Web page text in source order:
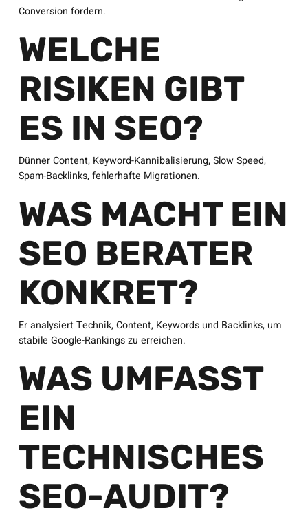
Conversion fördern.
WELCHE
RISIKEN GIBT
ES IN SEO?
Dünner Content, Keyword-Kannibalisierung, Slow Speed,
Spam-Backlinks, fehlerhafte Migrationen.
WAS MACHT EIN
SEO BERATER
KONKRET?
Er analysiert Technik, Content, Keywords und Backlinks, um
stabile Google-Rankings zu erreichen.
WAS UMFASST
EIN
TECHNISCHES
SEO-AUDIT?